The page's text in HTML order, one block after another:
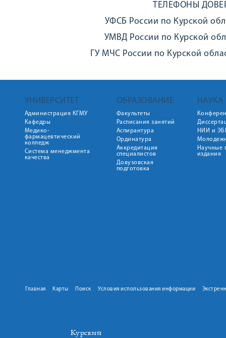
ТЕЛЕФОНЫ
УФСБ России по Курской
УМВД России по Курской
ГУ МЧС России по Курской
УНИВЕРСИТЕТ
Администрация КГМУ
Кафедры
Медико-
фармацевтический
колледж
Система менеджмента
качества
ОБРАЗОВАНИЕ
Факультеты
Расписания занятий
Аспирантура
Ординатура
Аккредитация
специалистов
Довузовская
подготовка
НАУКА
НИИ и
Научные
издания
Главная Карты Поиск Условия использования информации
Курский